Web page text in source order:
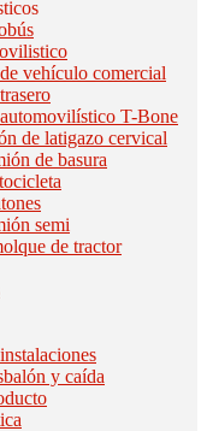
vehículo comercial
T-Bone
de latigazo cervical
de basura
semi
de tractor
y caída